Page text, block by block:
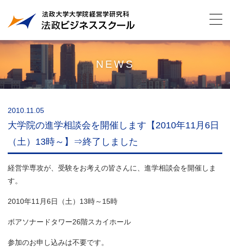
NEWS
2010.11.05
大学院の進学相談会を開催します【2010年11月6日
（土）13時～】⇒終了しました
経営学専攻が、受験をお考えの皆さんに、進学相談会を開催しま
す。
2010年11月6日（土）13時～15時
ボアソナードタワー26階スカイホール
参加のお申し込みは不要です。